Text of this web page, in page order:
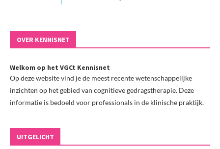
OVER KENNISNET
Welkom op het VGCt Kennisnet
Op deze website vind je de meest recente wetenschappelijke
inzichten op het gebied van cognitieve gedragstherapie. Deze
informatie is bedoeld voor professionals in de klinische praktijk.
UITGELICHT